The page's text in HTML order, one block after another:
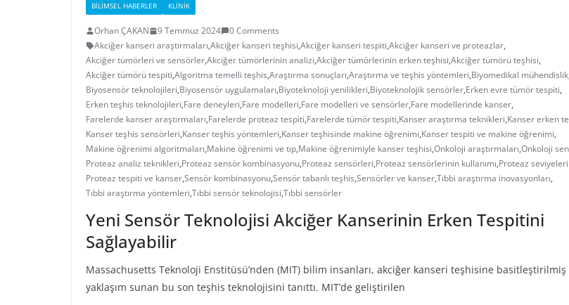
BILIMSEL HABERLER KLINIK
Orhan ÇAKAN 9 Temmuz 2024
0 Comments
Akciğer kanseri araştırmaları,Akciğer kanseri teşhisi,Akciğer kanseri tespiti,Akciğer kanseri ve proteazlar,
Akciğer tümörleri ve sensörler,Akciğer tümörlerinin analizi,Akciğer tümörlerinin erken teşhisi,Akciğer tümörü teşhisi,
Akciğer tümörü tespiti,Algoritma temelli teşhis,Araştırma sonuçları,Araştırma ve teşhis yöntemleri,Biyomedikal mühendislik
Biyosensör teknolojileri,Biyosensör uygulamaları,Biyoteknoloji yenilikleri,Biyoteknolojik sensörler,Erken evre tümör tespiti,
Erken teşhis teknolojileri,Fare deneyleri,Fare modelleri,Fare modelleri ve sensörler,Fare modellerinde kanser,
Farelerde kanser araştırmaları,Farelerde proteaz tespiti,Farelerde tümör tespiti,Kanser araştırma teknikleri,Kanser erken
Kanser teşhis sensörleri,Kanser teşhis yöntemleri,Kanser teşhisinde makine öğrenimi,Kanser tespiti ve makine öğrenimi,
Makine öğrenimi algoritmaları,Makine öğrenimi ve tıp,Makine öğrenimiyle kanser teşhisi,Onkoloji araştırmaları,Onkoloji
Proteaz analiz teknikleri,Proteaz sensör kombinasyonu,Proteaz sensörleri,Proteaz sensörlerinin kullanımı,Proteaz
Proteaz tespiti ve kanser,Sensör kombinasyonu,Sensör tabanlı teşhis,Sensörler ve kanser,Tıbbi araştırma inovasyonları,
Tıbbi araştırma yöntemleri,Tıbbi sensör teknolojisi,Tıbbi sensörler
Yeni Sensör Teknolojisi Akciğer Kanserinin Erken Tespitini
Sağlayabilir
Massachusetts Teknoloji Enstitüsü’nden (MIT) bilim insanları, akciğer kanseri teşhisine
yaklaşım sunan bu son teşhis teknolojisini tanıttı. MIT’de geliştirilen